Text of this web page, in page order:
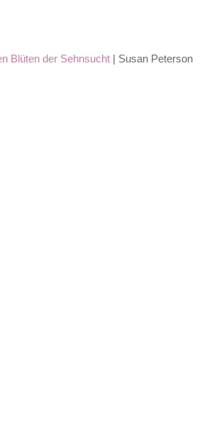
Blüten der Sehnsucht | Susan Peterson